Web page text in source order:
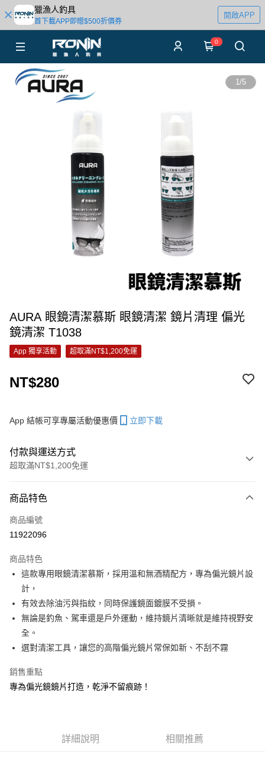
獵漁人釣具
首下載APP即贈$500折價券
開啟APP
0
1/5
AURA 眼鏡清潔慕斯 眼鏡清潔 鏡片清理 偏光
鏡清潔 T1038
App 獨享活動 超取滿NT$1,200免運
NT$280
App 結帳可享專屬活動優惠價 立即下載
付款與運送方式
超取滿NT$1,200免運
信用卡一次付款
信用卡分期付款
合作金庫商業銀行
華南商業銀行
彰化商業銀行
上海商業儲蓄銀行
國泰世華商業銀行
兆豐國際商業銀行
臺灣中小企業銀行
台中商業銀行
元大商業銀行
永豐商業銀行
台新國際商業銀行
台灣樂天信用卡公司
超商取貨付款
Apple Pay
街口支付
悠遊付
相關說明
【大哥付你分期使用說明】
3.實際核准額度、可分期數及費用金額請依後續交易確認頁面所載為準。
AFTEE先享後付
商品特色
商品編號
11922096
商品特色
這款專用眼鏡清潔慕斯，採用溫和無酒精配方，專為偏光鏡片設
計，
有效去除油污與指紋，同時保護鏡面鍍膜不受損。
無論是釣魚、駕車還是戶外運動，維持鏡片清晰就是維持視野安
全。
選對清潔工具，讓您的高階偏光鏡片常保如新、不刮不霧
銷售重點
專為偏光鏡鏡片打造，乾淨不留痕跡！
詳細說明 相關推薦